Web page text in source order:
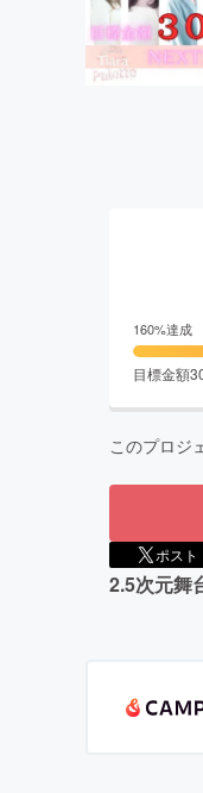
160%達成
目標金額
このプロジ
ポスト
2.5次元舞